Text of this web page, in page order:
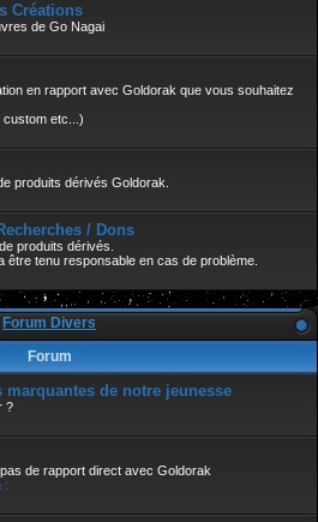
Créations
de Go Nagai
en rapport avec Goldorak que vous souhaitez
custom etc...)
produits dérivés Goldorak.
/ Dons
produits dérivés.
être tenu responsable en cas de problème.
Forum Divers
Forum
marquantes de notre jeunesse
?
de rapport direct avec Goldorak
: